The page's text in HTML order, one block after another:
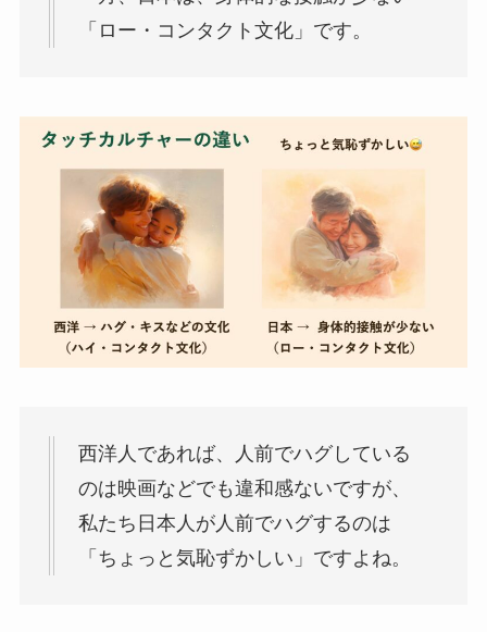
「ロー・コンタクト文化」です。
西洋人であれば、人前でハグしている
のは映画などでも違和感ないですが、
私たち日本人が人前でハグするのは
「ちょっと気恥ずかしい」ですよね。